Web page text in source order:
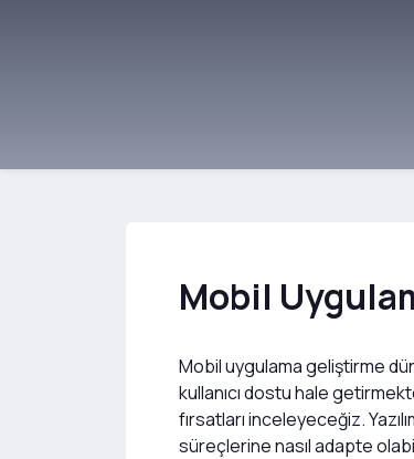
Mobil
Mobil uygulama geliştirme
kullanıcı dostu hale
fırsatları inceleyeceğiz.
süreçlerine nasıl adapte